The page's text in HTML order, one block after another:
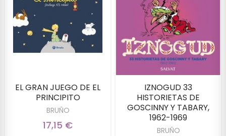
EL GRAN JUEGO DE EL
PRINCIPITO
BRUÑO
17,15 €
IZNOGUD 33
HISTORIETAS DE
GOSCINNY Y TABARY,
1962-1969
BRUÑO